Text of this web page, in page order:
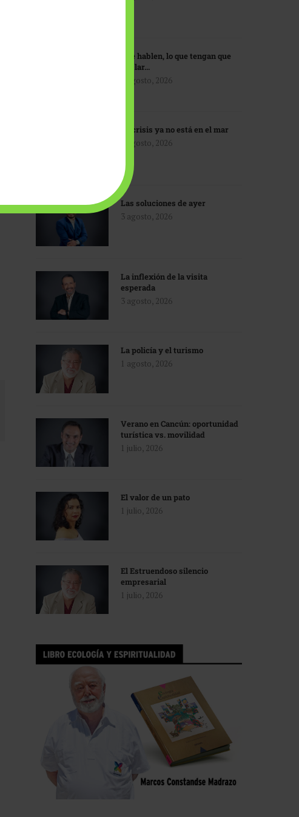
Que hablen, lo que tengan que
hablar…
3 agosto, 2026
La crisis ya no está en el mar
3 agosto, 2026
Las soluciones de ayer
3 agosto, 2026
La inflexión de la visita
esperada
3 agosto, 2026
La policía y el turismo
1 agosto, 2026
Verano en Cancún: oportunidad
turística vs. movilidad
1 julio, 2026
El valor de un pato
1 julio, 2026
El Estruendoso silencio
empresarial
1 julio, 2026